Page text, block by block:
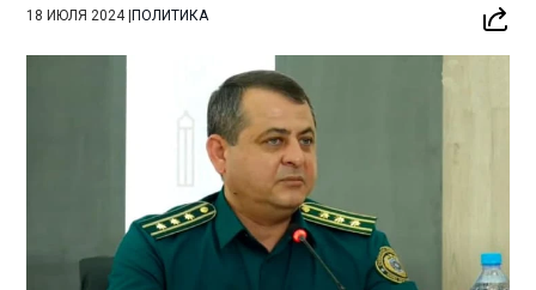
18 ИЮЛЯ 2024|ПОЛИТИКА